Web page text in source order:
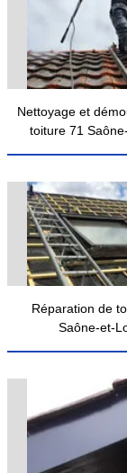
Nettoyage et
toiture 71
Réparation de
Saône-et-